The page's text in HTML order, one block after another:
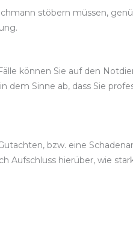
stöbern müssen,
können Sie auf den
dem Sinne ab, dass Sie
bzw. eine
Aufschluss hierüber, wie